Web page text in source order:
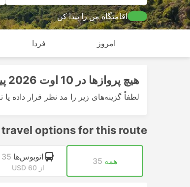
اقامتگاه من را پیدا کن
امروز فردا
هیچ پرواز‌ها در 10 اوت 2026 پیدا نشد
لطفاً گزینه‌های زیر را مد نظر قرار داده یا
options for this route
همه 35 اتوبوس‌ها 35
از USD 60